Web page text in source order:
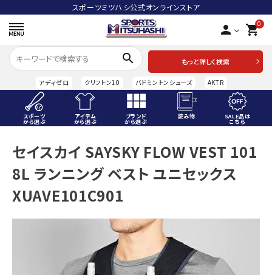
スポーツミツハシ公式オンラインストア
person 0
shopping_cart
search
もっと詳しく検索
アディゼロ クリフトン10 バドミントンシューズ AKTR
スポーツ
から選ぶ
アイテム
から選ぶ
ブランド
から選ぶ
読み物 SALE品は
こちら
ACCOUNT MENU
ようこそ ゲスト 様
meeting_room ログイン person 会員登録
スポーツから選ぶ
セイスカイ SAYSKY FLOW VEST 101
8L ランニング ベスト ユニセックス
XUAVE101C901